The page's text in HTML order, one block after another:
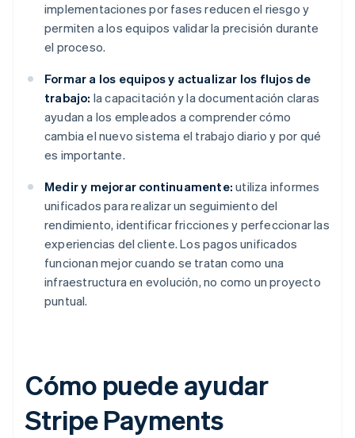
implementaciones por fases reducen el riesgo y
permiten a los equipos validar la precisión durante
el proceso.
Formar a los equipos y actualizar los flujos de
trabajo: la capacitación y la documentación claras
ayudan a los empleados a comprender cómo
cambia el nuevo sistema el trabajo diario y por qué
es importante.
Medir y mejorar continuamente: utiliza informes
unificados para realizar un seguimiento del
rendimiento, identificar fricciones y perfeccionar las
experiencias del cliente. Los pagos unificados
funcionan mejor cuando se tratan como una
infraestructura en evolución, no como un proyecto
puntual.
Cómo puede ayudar
Stripe Payments